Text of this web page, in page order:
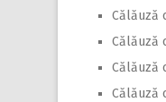
Călăuză
Călăuză
Călăuză
Călăuză